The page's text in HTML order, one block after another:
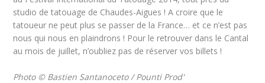
studio de tatouage de Chaudes-Aigues ! A croire que le
tatoueur ne peut plus se passer de la France… et ce n’est pas
nous qui nous en plaindrons ! Pour le retrouver dans le Cantal
au mois de juillet, n’oubliez pas de réserver vos billets !
Photo © Bastien Santanoceto / Pounti Prod'